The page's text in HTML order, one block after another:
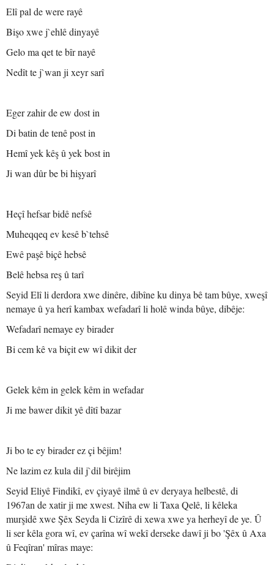
Elî pal de were rayê
Bişo xwe j`ehlê dinyayê
Gelo ma qet te bîr nayê
Nedît te j`wan ji xeyr sarî
Eger zahir de ew dost in
Di batin de tenê post in
Hemî yek kêş û yek bost in
Ji wan dûr be bi hişyarî
Heçî hefsar bidê nefsê
Muheqqeq ev kesê b`tehsê
Ewê paşê biçê hebsê
Belê hebsa reş û tarî
Seyid Elî li derdora xwe dinêre, dibîne ku dinya bê tam bûye, xweşî
nemaye û ya herî kambax wefadarî li holê winda bûye, dibêje:
Wefadarî nemaye ey birader
Bi cem kê va biçit ew wî dikit der
Gelek kêm in gelek kêm in wefadar
Ji me bawer dikit yê dîtî bazar
Ji bo te ey birader ez çi bêjim!
Ne lazim ez kula dil j`dil birêjim
Seyid Eliyê Findikî, ev çiyayê ilmê û ev deryaya helbestê, di
1967an de xatir ji me xwest. Niha ew li Taxa Qelê, li kêleka
murşidê xwe Şêx Seyda li Cizîrê di xewa xwe ya herheyî de ye. Û
li ser kêla gora wî, ev çarîna wî wekî derseke dawî ji bo 'Şêx û Axa
û Feqîran' mîras maye: